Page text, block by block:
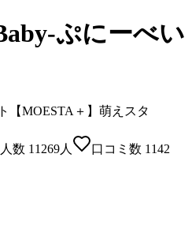
ぷにーべい
【MOESTA＋】萌えスタ
数 11269人 口コミ数 1142